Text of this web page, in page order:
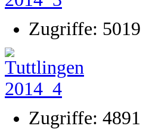
Zugriffe: 5019
Zugriffe: 4891